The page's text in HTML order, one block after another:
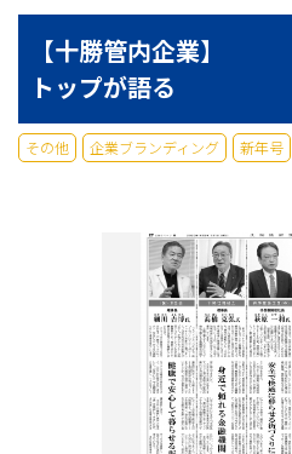
【十勝管内企業】
トップが語る
その他 企業ブランディング 新年号